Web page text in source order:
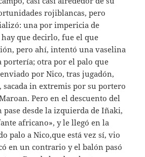
rojiblancas, pero
una por impericia de
que decirlo, fue el que
pero ahí, intentó una vaselina
portería; otra por el palo que
por Nico, tras jugadón,
sacada in extremis por su portero
Pero en el descuento del
desde la izquierda de Iñaki,
africano», y le llegó en la
palo a Nico,que está vez sí, vio
en un contrario y el balón pasó